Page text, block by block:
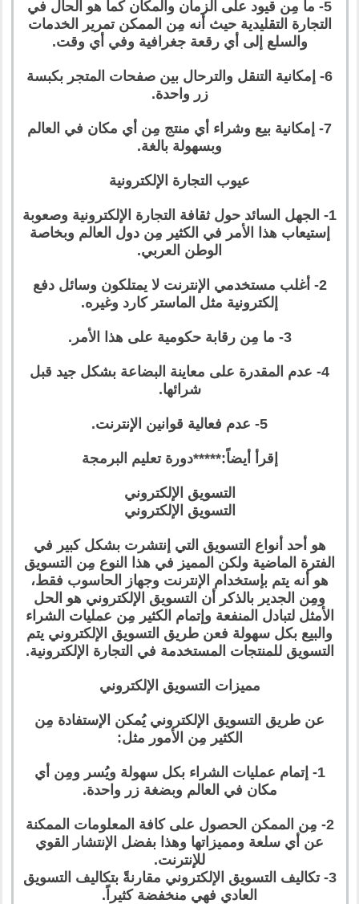
5- ما مِن قيود على الزمان والمكان كما هو الحال في
التجارة التقليدية حيث أنه مِن الممكن تمرير الخدمات
والسلع إلى أي رقعة جغرافية وفي أي وقت.
6- إمكانية التنقل والترحال بين صفحات المتجر بكبسة
زر واحدة.
7- إمكانية بيع وشراء أي منتج مِن أي مكان في العالم
وبسهولة بالغة.
عيوب التجارة الإلكترونية
1- الجهل السائد حول ثقافة التجارة الإلكترونية وصعوبة
إستيعاب هذا الأمر في الكثير مِن دول العالم وبخاصة
الوطن العربي.
2- أغلب مستخدمي الإنترنت لا يمتلكون وسائل دفع
إلكترونية مثل الماستر كارد وغيره.
3- ما مِن رقابة حكومية على هذا الأمر.
4- عدم المقدرة على معاينة البضاعة بشكل جيد قبل
شرائها.
5- عدم فعالية قوانين الإنترنت.
إقرأ أيضاً:*****دورة تعليم البرمجة
التسويق الإلكتروني
التسويق الإلكتروني
هو أحد أنواع التسويق التي إنتشرت بشكل كبير في
الفترة الماضية ولكن المميز في هذا النوع مِن التسويق
هو أنه يتم بإستخدام الإنترنت وجهاز الحاسوب فقط،
ومِن الجدير بالذكر أن التسويق الإلكتروني هو الحل
الأمثل لتبادل المنفعة وإتمام الكثير مِن عمليات الشراء
والبيع بكل سهولة فعن طريق التسويق الإلكتروني يتم
التسويق للمنتجات المستخدمة في التجارة الإلكترونية.
مميزات التسويق الإلكتروني
عن طريق التسويق الإلكتروني يُمكن الإستفادة مِن
الكثير مِن الأمور مثل:
1- إتمام عمليات الشراء بكل سهولة ويُسر ومِن أي
مكان في العالم وبضغة زر واحدة.
2- مِن الممكن الحصول على كافة المعلومات الممكنة
عن أي سلعة ومميزاتها وهذا بفضل الإنتشار القوي
للإنترنت.
3- تكاليف التسويق الإلكتروني مقارنةً بتكاليف التسويق
العادي فهي منخفضة كثيراً.